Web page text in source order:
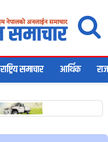
राष्ट्रिय समाचार आर्थिक